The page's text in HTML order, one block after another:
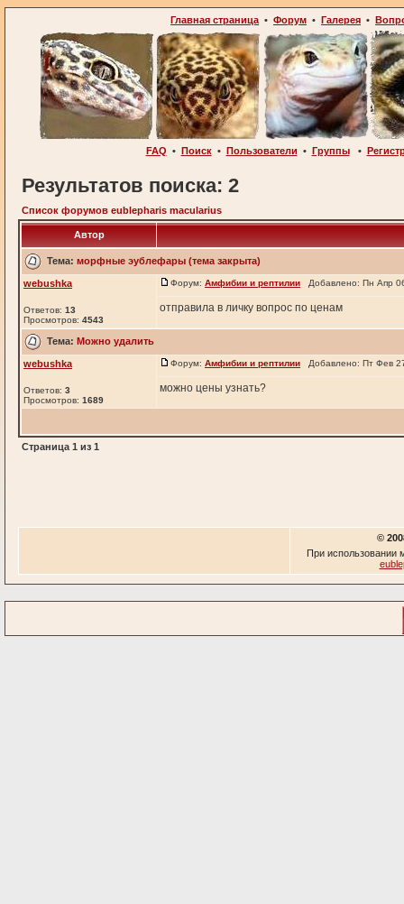
Главная страница • Форум • Галерея •
FAQ • Поиск• Пользователи • Группы•
Результатов поиска: 2
Список форумов eublepharis macularius
Автор
Тема: морфные эублефары (тема закрыта)
webushka
Ответов: 13
Просмотров: 4543
Форум: Амфибии и рептилии Добавлено: Пн Апр
отправила в личку вопрос по ценам
Тема: Можно удалить
webushka
Ответов: 3
Просмотров: 1689
Форум: Амфибии и рептилии Добавлено: Пт Фев
можно цены узнать?
Страница 1 из 1
©
При использовании